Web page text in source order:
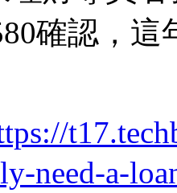
確認，
need-a-